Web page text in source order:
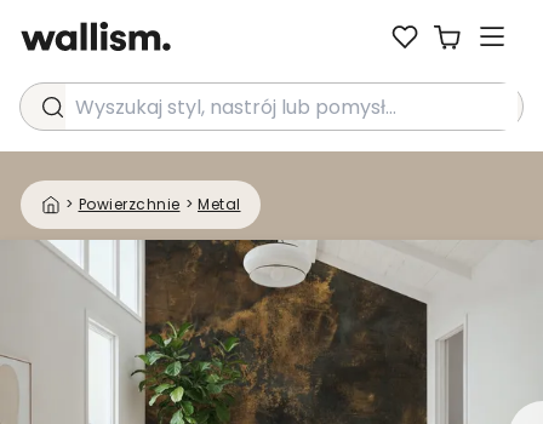
Wyszukaj styl, nastrój lub pomysł...
> Powierzchnie > Metal